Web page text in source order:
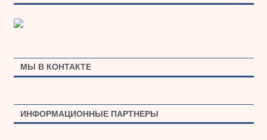
МЫ В КОНТАКТЕ
ИНФОРМАЦИОННЫЕ ПАРТНЕРЫ